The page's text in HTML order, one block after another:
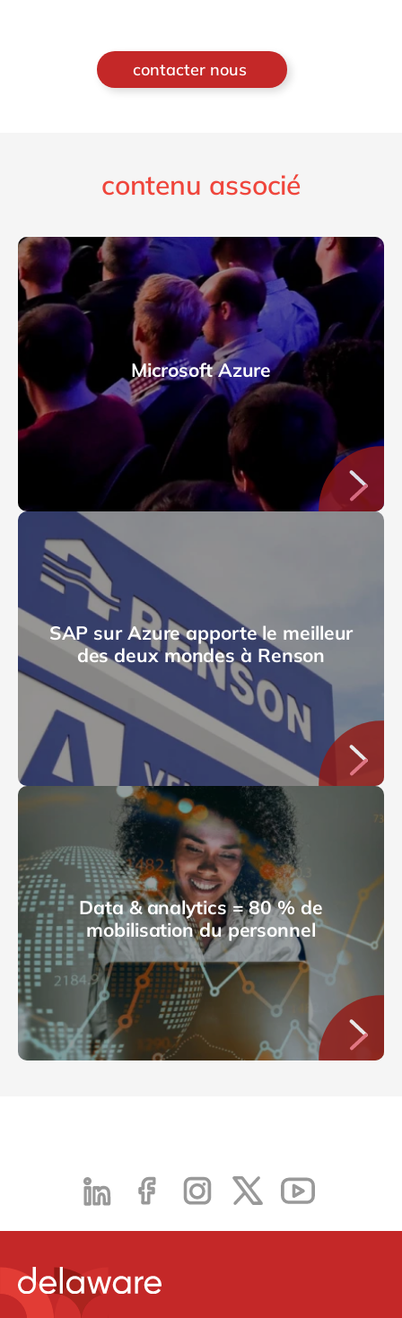
contacter nous
contenu associé
Microsoft Azure
SAP sur Azure apporte le meilleur
des deux mondes à Renson
Data & analytics = 80 % de
mobilisation du personnel